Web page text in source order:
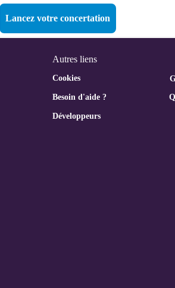
Lancez votre concertation
Autres liens
Cookies
Besoin d'aide ?
Développeurs